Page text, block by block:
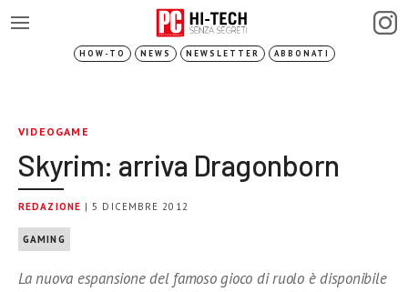
HOW-TO NEWS NEWSLETTER ABBONATI
VIDEOGAME
Skyrim: arriva Dragonborn
REDAZIONE | 5 DICEMBRE 2012
GAMING
La nuova espansione del famoso gioco di ruolo è disponibile